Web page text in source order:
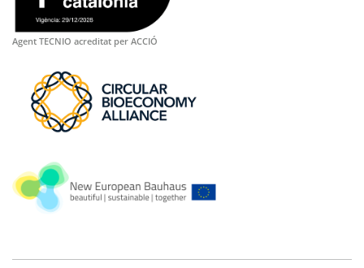
Agent TECNIO acreditat per ACCIÓ